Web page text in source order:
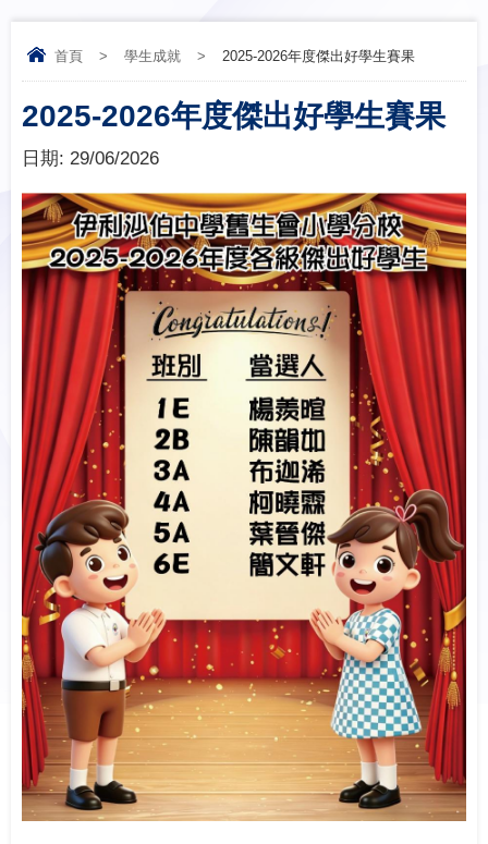
首頁 > 學生成就 > 2025-2026年度傑出好學生賽果
2025-2026年度傑出好學生賽果
日期: 29/06/2026